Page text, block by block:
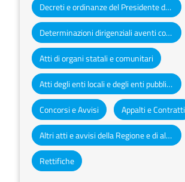
Decreti e ordinanze del Presidente della Giunta regionale
Determinazioni dirigenziali aventi contenuto di interesse generale
Atti di organi statali e comunitari
Atti degli enti locali e degli enti pubblici e privati
Concorsi e Avvisi Appalti e Contratti
Altri atti e avvisi della Regione e di altri enti pubblici che interessano la collettività regionale
Rettifiche